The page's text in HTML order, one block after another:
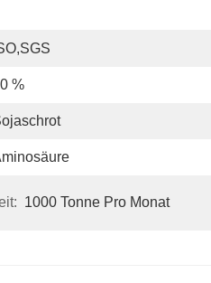
%
1000 Tonne Pro Monat